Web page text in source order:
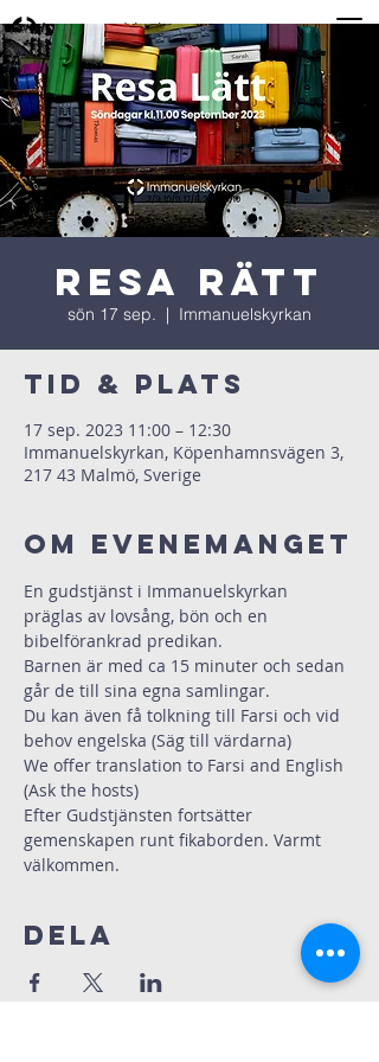
Resa Rätt
sön 17 sep.
  |
Immanuelskyrkan
Tid & Plats
17 sep. 2023 11:00 – 12:30
Immanuelskyrkan, Köpenhamnsvägen 3,
217 43 Malmö, Sverige
Om evenemanget
En gudstjänst i Immanuelskyrkan
präglas av lovsång, bön och en
bibelförankrad predikan.
Barnen är med ca 15 minuter och sedan
går de till sina egna samlingar.
Du kan även få tolkning till Farsi och vid
behov engelska (Säg till värdarna)
We offer translation to Farsi and English
(Ask the hosts)
Efter Gudstjänsten fortsätter
gemenskapen runt fikaborden. Varmt
välkommen.
Dela